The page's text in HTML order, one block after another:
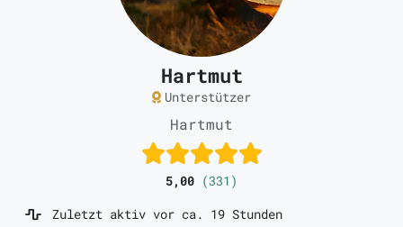
Hartmut
Unterstützer
Hartmut
5,00 (331)
Zuletzt aktiv vor ca. 19 Stunden